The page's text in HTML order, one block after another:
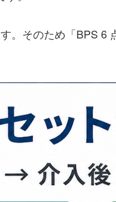
。そのため「BPS 6